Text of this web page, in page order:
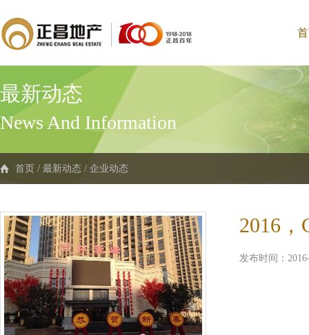
最新动态
News And Information
首页 / 最新动态 / 企业动态
2016
发布时间：